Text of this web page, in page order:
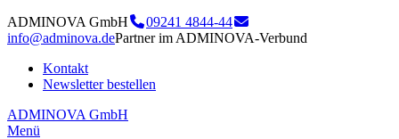
ADMINOVA GmbH
09241 4844-44
info@adminova.dePartner im ADMINOVA-Verbund
Kontakt
Newsletter bestellen
ADMINOVA GmbH
Menü